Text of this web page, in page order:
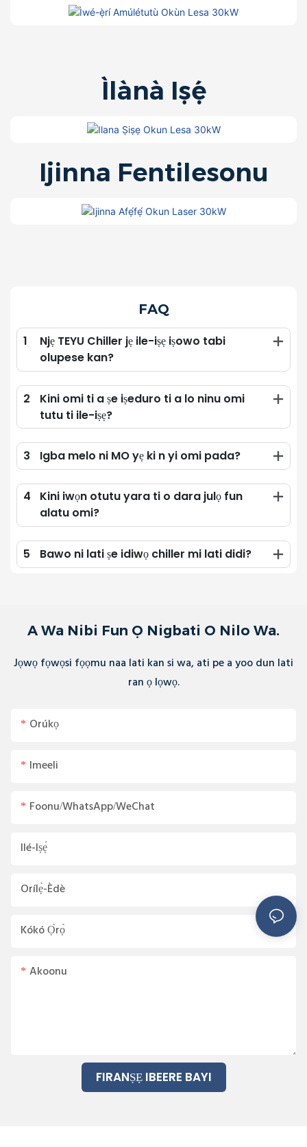
Ìlànà Iṣẹ́
Ijinna Fentilesonu
FAQ
1
Njẹ TEYU Chiller jẹ ile-iṣẹ iṣowo tabi
olupese kan?
2
Kini omi ti a ṣe iṣeduro ti a lo ninu omi
tutu ti ile-iṣẹ?
3 Igba melo ni MO yẹ ki n yi omi pada?
4
Kini iwọn otutu yara ti o dara julọ fun
alatu omi?
5 Bawo ni lati ṣe idiwọ chiller mi lati didi?
A Wa Nibi Fun Ọ Nigbati O Nilo Wa.
Jọwọ fọwọsi fọọmu naa lati kan si wa, ati pe a yoo dun lati
ran ọ lọwọ.
Orúkọ
Imeeli
Foonu/WhatsApp/WeChat
Ilé-Iṣẹ́
Orílẹ̀-Èdè
Kókó Ọ̀rọ̀
Akoonu
FIRANṢẸ IBEERE BAYI